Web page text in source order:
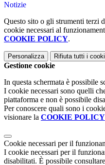
Notizie
Questo sito o gli strumenti terzi
cookie necessari al
COOKIE POLICY.
Personalizza Rifiuta tutti i
Gestione cookie
In questa schermata è possibile
I cookie necessari sono quelli
piattaforma e non è possibile
Per conoscere quali sono i
visionare la COOKIE POLICY
Cookie necessari per il
I cookie necessari per il
disabilitati. È possibile